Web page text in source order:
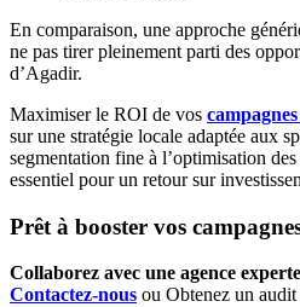
En comparaison, une approche
ne pas tirer pleinement parti des
d’Agadir.
Maximiser le ROI de vos
sur une stratégie locale adaptée aux
segmentation fine à l’optimisation
essentiel pour un retour sur
Prêt à booster vos
Collaborez avec une agence
Contactez-nous ou Obtenez un